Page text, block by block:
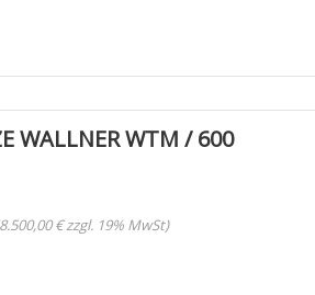
WALLNER WTM / 600
€ zzgl. 19% MwSt)